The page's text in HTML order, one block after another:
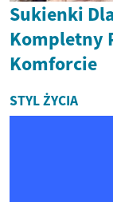
Sukienki
Kompletny
Komforcie
STYL ŻYCIA